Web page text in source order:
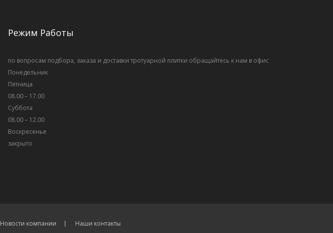
Режим Работы
по вопросам подбора, заказа и доставки тротуарной плитки обращайтесь к нам в офис
Понедельник
Пятница
08.00 – 17.00
Суббота
08.00 – 12.00
Воскресенье
закрыто
Новости компании Наши контакты